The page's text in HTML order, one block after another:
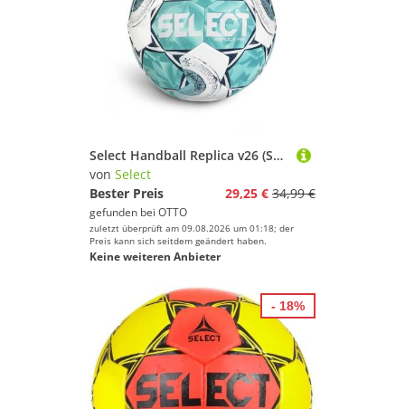
Select Handball Replica v26 (Saison 2026/2027) weiss/blau - Trainingsball
von Select
Bester Preis
29,25 € 34,99 €
gefunden bei OTTO
zuletzt überprüft am 09.08.2026 um 01:18; der
Preis kann sich seitdem geändert haben.
Keine weiteren Anbieter
- 18%